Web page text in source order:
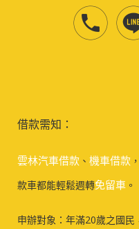
借款需知：
雲林汽車借款 、 機車借款
款車都能輕鬆週轉免留車 。
申辦對象：年滿20歲之國